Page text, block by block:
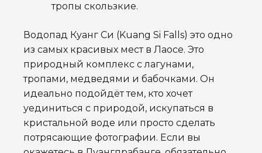
тропы скользкие.
Водопад Куанг Си (Kuang Si Falls) это одно
из самых красивых мест в Лаосе. Это
природный комплекс с лагунами,
тропами, медведями и бабочками. Он
идеально подойдёт тем, кто хочет
уединиться с природой, искупаться в
кристальной воде или просто сделать
потрясающие фотографии. Если вы